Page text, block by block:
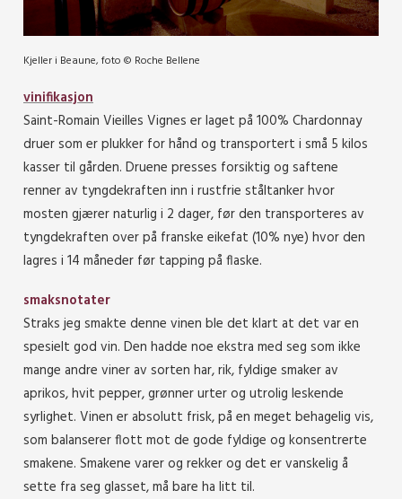
Kjeller i Beaune, foto © Roche Bellene
vinifikasjon
Saint-Romain Vieilles Vignes er laget på 100% Chardonnay
druer som er plukker for hånd og transportert i små 5 kilos
kasser til gården. Druene presses forsiktig og saftene
renner av tyngdekraften inn i rustfrie ståltanker hvor
mosten gjærer naturlig i 2 dager, før den transporteres av
tyngdekraften over på franske eikefat (10% nye) hvor den
lagres i 14 måneder før tapping på flaske.
smaksnotater
Straks jeg smakte denne vinen ble det klart at det var en
spesielt god vin. Den hadde noe ekstra med seg som ikke
mange andre viner av sorten har, rik, fyldige smaker av
aprikos, hvit pepper, grønner urter og utrolig leskende
syrlighet. Vinen er absolutt frisk, på en meget behagelig vis,
som balanserer flott mot de gode fyldige og konsentrerte
smakene. Smakene varer og rekker og det er vanskelig å
sette fra seg glasset, må bare ha litt til.